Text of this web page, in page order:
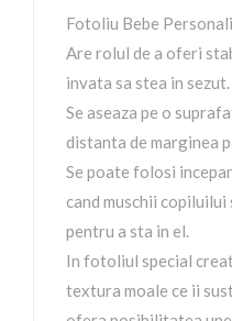
Fotoliu Bebe
Are rolul de a oferi
invata sa stea in sezut.
Se aseaza pe o
distanta de marginea
Se poate folosi
cand muschii
pentru a sta in el.
In fotoliul special
textura moale ce ii